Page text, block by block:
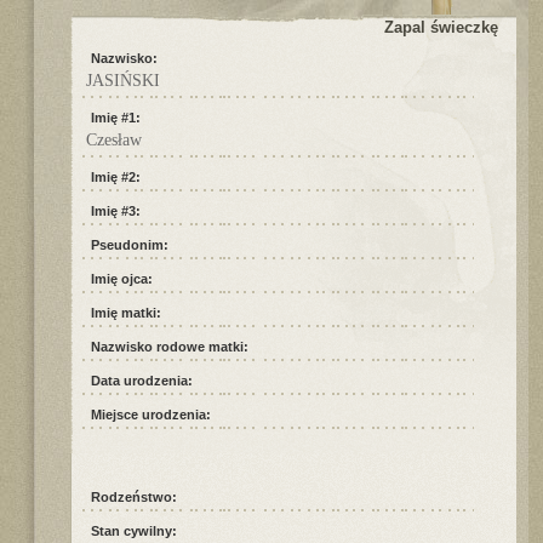
Zapal świeczkę
Nazwisko:
JASIŃSKI
Imię #1:
Czesław
Imię #2:
Imię #3:
Pseudonim:
Imię ojca:
Imię matki:
Nazwisko rodowe matki:
Data urodzenia:
Miejsce urodzenia:
Rodzeństwo:
Stan cywilny: